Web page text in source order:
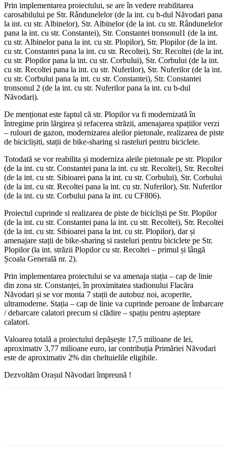
Prin implementarea proiectului, se are în vedere reabilitarea
carosabilului pe Str. Rândunelelor (de la int. cu b-dul Năvodari pana
la int. cu str. Albinelor), Str. Albinelor (de la int. cu str. Rândunelelor
pana la int. cu str. Constantei), Str. Constantei tronsonul1 (de la int.
cu str. Albinelor pana la int. cu str. Plopilor), Str. Plopilor (de la int.
cu str. Constantei pana la int. cu str. Recoltei), Str. Recoltei (de la int.
cu str. Plopilor pana la int. cu str. Corbului), Str. Corbului (de la int.
cu str. Recoltei pana la int. cu str. Nuferilor), Str. Nuferilor (de la int.
cu str. Corbului pana la int. cu str. Constantei), Str. Constantei
tronsonul 2 (de la int. cu str. Nuferilor pana la int. cu b-dul
Năvodari).
De menționat este faptul că str. Plopilor va fi modernizată în
întregime prin lărgirea și refacerea străzii, amenajarea spațiilor verzi
– rulouri de gazon, modernizarea aleilor pietonale, realizarea de piste
de biciclișiti, stații de bike-sharing si rasteluri pentru biciclete.
Totodată se vor reabilita și moderniza aleile pietonale pe str. Plopilor
(de la int. cu str. Constantei pana la int. cu str. Recoltei), Str. Recoltei
(de la int. cu str. Sibioarei pana la int. cu str. Corbului), Str. Corbului
(de la int. cu str. Recoltei pana la int. cu str. Nuferilor), Str. Nuferilor
(de la int. cu str. Corbului pana la int. cu CF806).
Proiectul cuprinde si realizarea de piste de bicicliști pe Str. Plopilor
(de la int. cu str. Constantei pana la int. cu str. Recoltei), Str. Recoltei
(de la int. cu str. Sibioarei pana la int. cu str. Plopilor), dar și
amenajare stații de bike-sharing si rasteluri pentru biciclete pe Str.
Plopilor (la int. străzii Plopilor cu str. Recoltei – primul și lângă
Școala Generală nr. 2).
Prin implementarea proiectului se va amenaja stația – cap de linie
din zona str. Constanței, în proximitatea stadionului Flacăra
Năvodari și se vor monta 7 stații de autobuz noi, acoperite,
ultramoderne. Stația – cap de linie va cuprinde peroane de îmbarcare
/ debarcare calatori precum si clădire – spațiu pentru așteptare
calatori.
Valoarea totală a proiectului depășește 17,5 milioane de lei,
aproximativ 3,77 milioane euro, iar contribuția Primăriei Năvodari
este de aproximativ 2% din cheltuielile eligibile.
Dezvoltăm Orașul Năvodari împreună !